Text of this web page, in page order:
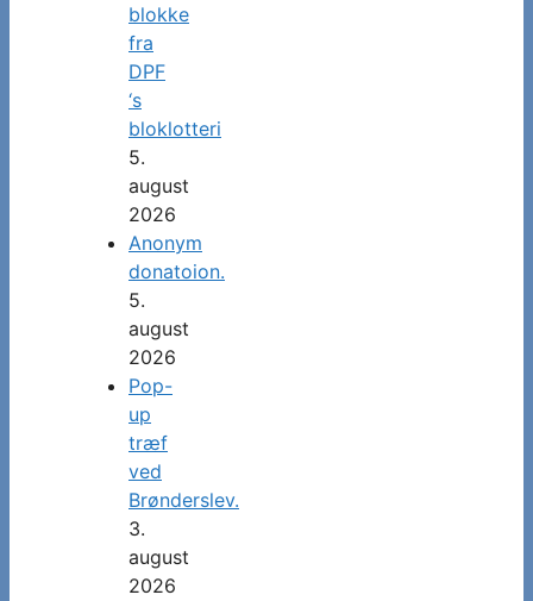
blokke
fra
DPF
‘s
bloklotteri
5.
august
2026
Anonym
donatoion.
5.
august
2026
Pop-
up
træf
ved
Brønderslev.
3.
august
2026